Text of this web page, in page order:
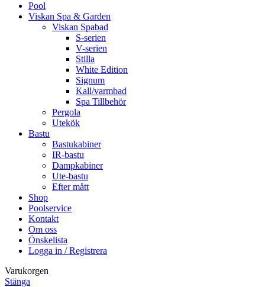
Pool
Viskan Spa & Garden
Viskan Spabad
S-serien
V-serien
Stilla
White Edition
Signum
Kall/varmbad
Spa Tillbehör
Pergola
Utekök
Bastu
Bastukabiner
IR-bastu
Dampkabiner
Ute-bastu
Efter mått
Shop
Poolservice
Kontakt
Om oss
Önskelista
Logga in / Registrera
Varukorgen
Stänga